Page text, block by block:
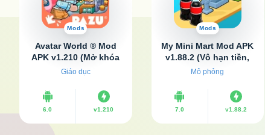
Mods
Avatar World ® Mod
APK v1.210 (Mở khóa
tất cả)
Giáo dục
6.0 v1.210
Mods
My Mini Mart Mod APK
v1.88.2 (Vô hạn tiền,
kim cương)
Mô phỏng
7.0 v1.88.2